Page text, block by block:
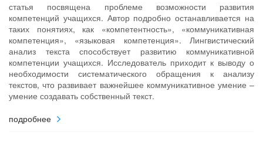
статья посвящена проблеме возможности развития
компетенций учащихся. Автор подробно останавливается на
таких понятиях, как «компетентность», «коммуникативная
компетенция», «языковая компетенция». Лингвистический
анализ текста способствует развитию коммуникативной
компетенции учащихся. Исследователь приходит к выводу о
необходимости систематического обращения к анализу
текстов, что развивает важнейшее коммуникативное умение –
умение создавать собственный текст.
подробнее